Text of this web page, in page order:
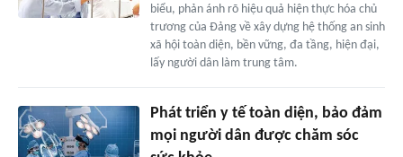
biểu, phản ánh rõ hiệu quả hiện thực hóa chủ
trương của Đảng về xây dựng hệ thống an sinh
xã hội toàn diện, bền vững, đa tầng, hiện đại,
lấy người dân làm trung tâm.
Phát triển y tế toàn diện, bảo đảm
mọi người dân được chăm sóc